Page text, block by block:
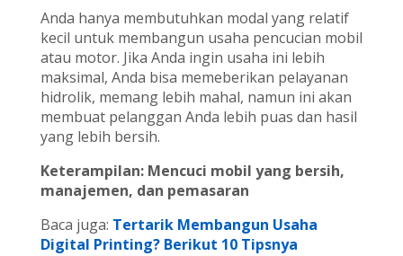
Anda hanya membutuhkan modal yang relatif
kecil untuk membangun usaha pencucian mobil
atau motor. Jika Anda ingin usaha ini lebih
maksimal, Anda bisa memeberikan pelayanan
hidrolik, memang lebih mahal, namun ini akan
membuat pelanggan Anda lebih puas dan hasil
yang lebih bersih.
Keterampilan: Mencuci mobil yang bersih,
manajemen, dan pemasaran
Baca juga: Tertarik Membangun Usaha
Digital Printing? Berikut 10 Tipsnya